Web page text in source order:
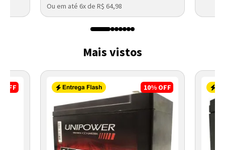
Ou em até 6x de R$ 64,98
Mais vistos
OFF 10% OFF